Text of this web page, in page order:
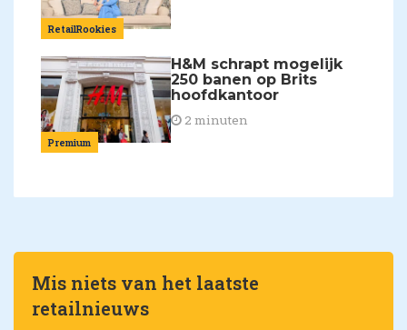
RetailRookies
Premium
H&M schrapt mogelijk
250 banen op Brits
hoofdkantoor
2 minuten
Mis niets van het laatste
retailnieuws